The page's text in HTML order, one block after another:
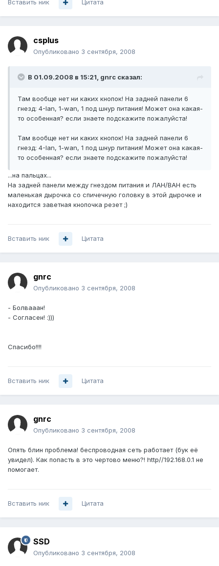
Вставить ник Цитата
csplus
Опубликовано 3 сентября, 2008
В 01.09.2008 в 15:21, gnrc сказал:
Там вообще нет ни каких кнопок! На задней панели 6
гнезд: 4-lan, 1-wan, 1 под шнур питания! Может она какая-
то особенная? если знаете подскажите пожалуйста!
Там вообще нет ни каких кнопок! На задней панели 6
гнезд: 4-lan, 1-wan, 1 под шнур питания! Может она какая-
то особенная? если знаете подскажите пожалуйста!
...на пальцах...
На задней панели между гнездом питания и ЛАН/ВАН есть
маленькая дырочка со спичечную головку в этой дырочке и
находится заветная кнопочка резет ;)
Вставить ник Цитата
gnrc
Опубликовано 3 сентября, 2008
- Болвааан!
- Согласен! :)))
Спасибо!!!!
Вставить ник Цитата
gnrc
Опубликовано 3 сентября, 2008
Опять блин проблема! беспроводная сеть работает (бук её
увидел). Как попасть в это чертово меню?! http//192.168.0.1 не
помогает.
Вставить ник Цитата
SSD
Опубликовано 3 сентября, 2008